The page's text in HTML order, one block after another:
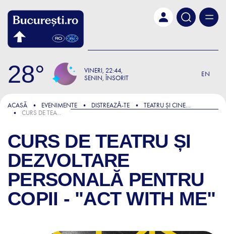
28 VINERI 22:44
SENIN, ÎNSORIT
EN
ACASĂ EVENIMENTE DISTREAZǍ-TE
TEATRU ȘI CINEMA
CURS DE TEATRU ȘI DEZVOLTARE PERSONALĂ PENTRU COPII - "ACT WITH ME"
CURS DE TEATRU ȘI
DEZVOLTARE
PERSONALĂ PENTRU
COPII - "ACT WITH ME"